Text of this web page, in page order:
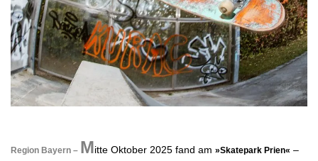
Region Bayern – Mitte Oktober 2025 fand am »Skatepark Prien« –